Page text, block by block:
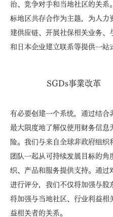
治、竞争对手和当地社区的关系
标地区共存合作为主题，为人力
建供应链、开展社保相关业务、
和日本企业建立联系等提供一站
SGDs事業改革
有必要创建一个系统，通过结合
最大限度地了解仅使用财务信息
险。我们与来自全球非政府组织
团队一起从可持续发展目标的角
织、产品和服务提供支持。通过
进行评分，我们不仅将加强与股
将加强与当地社区、行业利益相
益相关者的关系。